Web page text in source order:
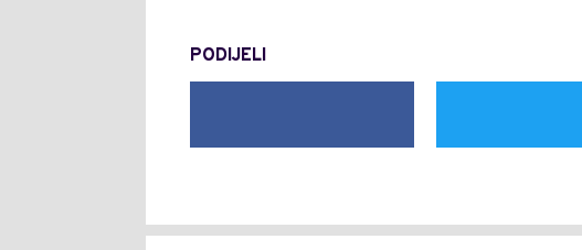
PODIJELI